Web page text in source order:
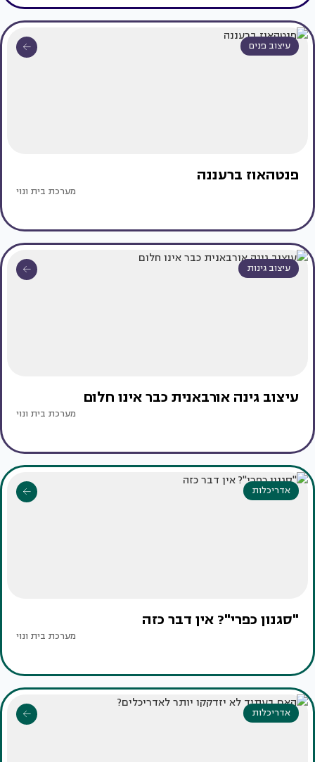
עיצוב פנים
פנטהאוז ברעננה
מערכת בית ונוי
עיצוב גינות
עיצוב גינה אורבאנית כבר אינו חלום
מערכת בית ונוי
אדריכלות
"סגנון כפרי"? אין דבר כזה
מערכת בית ונוי
אדריכלות